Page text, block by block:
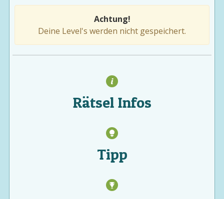
Achtung!
Deine Level's werden nicht gespeichert.
Rätsel Infos
Tipp